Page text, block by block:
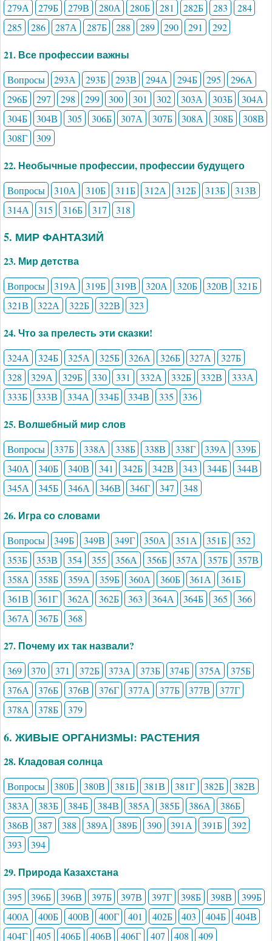
279А 279Б 279В 280А 280Б 281 282Б 283
284
285
286 287А 287Б 288 289 290 291 292
21. Все профессии важны
Вопросы 293А 293Б 293В 294А 294Б 295
296А
296Б
297 298 299 300 301 302 303А 303Б
304А
304Б
304В 305 306Б 307А 307Б 308А 308Б
308В
308Г
309
22. Необычные профессии, профессии будущего
Вопросы 310А 310Б 311Б 312А 312Б 313Б
313В
314А
315 316Б 317 318
5. МИР ФАНТАЗИЙ
23. Мир детства
Вопросы 319А 319Б 319В 320А 320Б 320В
321Б
321В
322А 322Б 322В 323
24. Что за прелесть эти сказки!
324А 324Б 325А 325Б 326А 326Б 327А
327Б
328
329А 329Б 330 331 332А 332Б 332В
333А
333Б
333В 334А 334Б 334В 335 336
25. Волшебный мир слов
Вопросы 337Б 338А 338Б 338В 338Г 339А
339Б
340А
340Б 340В 341 342Б 342В 343 344Б
344В
345А
345Б 346А 346В 346Г 347 348
26. Игра со словами
Вопросы 349Б 349В 349Г 350А 351А 351Б
352
353Б
353В 354 355 356А 356Б 357А 357Б
357В
358А
358Б 359А 359Б 360А 360Б 361А
361Б
361В
361Г 362А 362Б 363 364А 364Б 365
366
367А
367Б 368
27. Почему их так назвали?
369 370 371 372Б 373А 373Б 374Б 375А
375Б
376А
376Б 376В 376Г 377А 377Б 377В
377Г
378А
378Б 379
6. ЖИВЫЕ ОРГАНИЗМЫ: РАСТЕНИЯ
28. Кладовая солнца
Вопросы 380Б 380В 381Б 381В 381Г 382Б
382В
383А
383Б 384Б 384В 385А 385Б 386А
386Б
386В
387 388 389А 389Б 390 391А 391Б
392
393
394
29. Природа Казахстана
395 396Б 396В 397Б 397В 397Г 398Б 398В
399Б
400А
400Б 400В 400Г 401 402Б 403 404Б
404В
404Г
405 406Б 406В 406Г 407 408 409